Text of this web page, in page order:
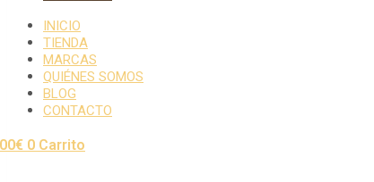
INICIO
TIENDA
MARCAS
QUIÉNES SOMOS
BLOG
CONTACTO
€ 0 Carrito